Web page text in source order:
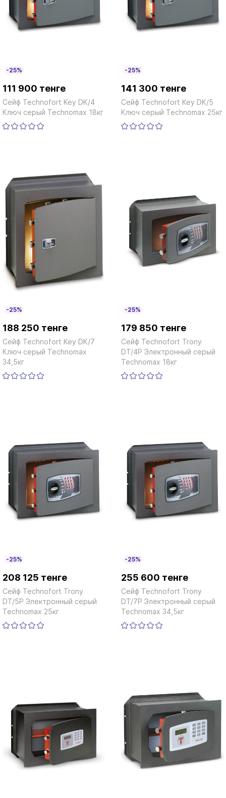
-25%
111 900 тенге
Сейф Technofort Key DK/4
Ключ серый Technomax 18кг
-25%
141 300 тенге
Сейф Technofort Key DK/5
Ключ серый Technomax 25кг
-25%
188 250 тенге
Сейф Technofort Key DK/7
Ключ серый Technomax
34,5кг
-25%
179 850 тенге
Сейф Technofort Trony
DT/4P Электронный серый
Technomax 18кг
-25%
208 125 тенге
Сейф Technofort Trony
DT/5P Электронный серый
Technomax 25кг
-25%
255 600 тенге
Сейф Technofort Trony
DT/7P Электронный серый
Technomax 34,5кг